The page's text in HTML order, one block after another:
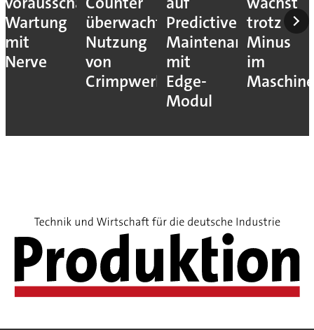
Wartung
mit
Nerve
überwacht
Nutzung
von
Crimpwerkzeugen
Predictive
Maintenance
mit
Edge-
Modul
trotz
Minus
im